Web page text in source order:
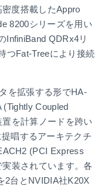
度搭載したAppro
8200シリーズを用い
InfiniBand QDRx4リ
つFat-Treeにより接続
を拡張する形でHA-
(Tightly Coupled
を計算ノードを跨い
唱するアーキテクチ
(PCI Express
装されています。各
2台とNVIDIA社K20X